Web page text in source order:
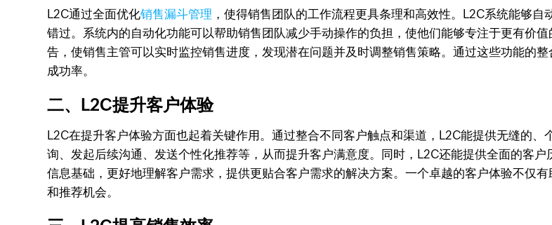
L2C通过全面优化销售漏斗管理 ，使得销售团队的工作流程更具条理和高效性。L2C系统能够
错过。系统内的自动化功能可以帮助销售团队减少手动操作的负担，使他们能够专注于更有价
告，使销售主管可以实时监控销售进度，发现潜在问题并及时调整销售策略。通过这些功能的
成功率。
二、L2C提升客户体验
L2C在提升客户体验方面也起着关键作用。通过整合不同客户触点和渠道，L2C能提供无缝的
询、发起后续沟通、发送个性化推荐等，从而提升客户满意度。同时，L2C还能提供全面的客
信息基础，更好地理解客户需求，提供更贴合客户需求的解决方案。一个卓越的客户体验不仅
和推荐机会。